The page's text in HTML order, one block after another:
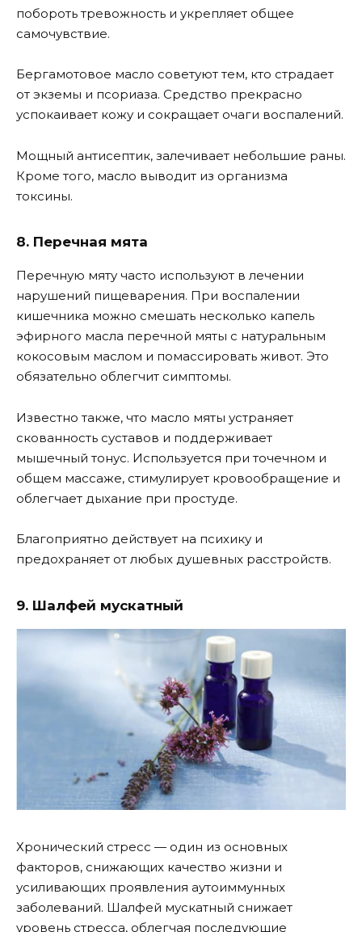
побороть тревожность и укрепляет общее
самочувствие.
Бергамотовое масло советуют тем, кто страдает
от экземы и псориаза. Средство прекрасно
успокаивает кожу и сокращает очаги воспалений.
Мощный антисептик, залечивает небольшие раны.
Кроме того, масло выводит из организма
токсины.
8. Перечная мята
Перечную мяту часто используют в лечении
нарушений пищеварения. При воспалении
кишечника можно смешать несколько капель
эфирного масла перечной мяты с натуральным
кокосовым маслом и помассировать живот. Это
обязательно облегчит симптомы.
Известно также, что масло мяты устраняет
скованность суставов и поддерживает
мышечный тонус. Используется при точечном и
общем массаже, стимулирует кровообращение и
облегчает дыхание при простуде.
Благоприятно действует на психику и
предохраняет от любых душевных расстройств.
9. Шалфей мускатный
Хронический стресс — один из основных
факторов, снижающих качество жизни и
усиливающих проявления аутоиммунных
заболеваний. Шалфей мускатный снижает
уровень стресса, облегчая последующие